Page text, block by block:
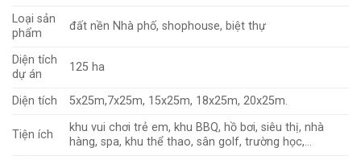
Loại sản
phẩm
đất nền Nhà phố, shophouse, biệt thự
Diện tích
dự án
125 ha
Diện tích 5x25m,7x25m, 15x25m, 18x25m, 20x25m.
Tiện ích
khu vui chơi trẻ em, khu BBQ, hồ bơi, siêu thị, nhà
hàng, spa, khu thể thao, sân golf, trường học,…